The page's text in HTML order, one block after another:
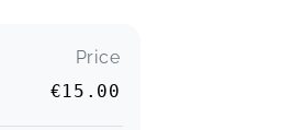
Price
€15.00